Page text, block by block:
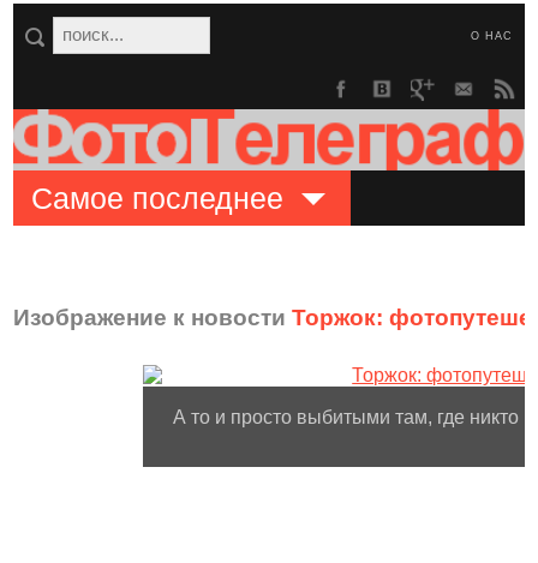
О НАС
Самое последнее
Изображение к новостиТоржок:
А то и просто выбитыми там, где никто